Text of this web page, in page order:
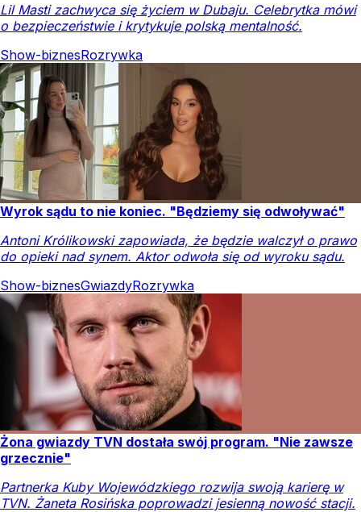
Lil Masti zachwyca się życiem w Dubaju. Celebrytka mówi
o bezpieczeństwie i krytykuje polską mentalność.
Show-biznesRozrywka
Wyrok sądu to nie koniec. "Będziemy się odwoływać"
Antoni Królikowski zapowiada, że będzie walczył o prawo
do opieki nad synem. Aktor odwoła się od wyroku sądu.
Show-biznesGwiazdyRozrywka
Żona gwiazdy TVN dostała swój program. "Nie zawsze
grzecznie"
Partnerka Kuby Wojewódzkiego rozwija swoją karierę w
TVN. Żaneta Rosińska poprowadzi jesienną nowość stacji.